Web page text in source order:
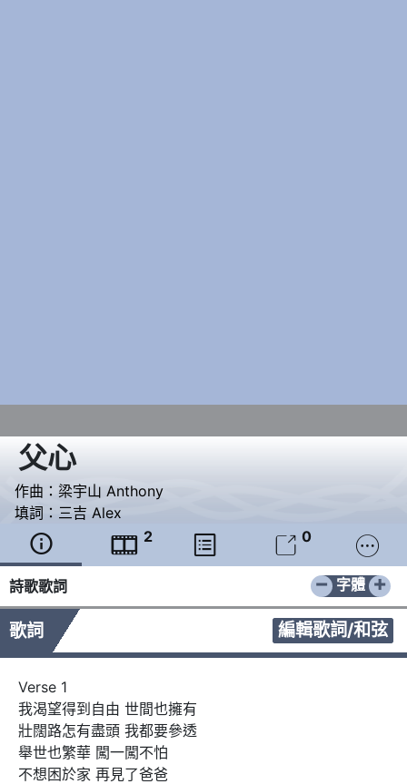
父心
作曲： 梁宇山 Anthony
填詞： 三吉 Alex
  2   0 
詩歌歌詞 − +
字體
歌詞 編輯歌詞/和弦
Verse 1
我渴望得到自由 世間也擁有
壯闊路怎有盡頭 我都要參透
舉世也繁華 闖一闖不怕
不想困於家 再見了爸爸